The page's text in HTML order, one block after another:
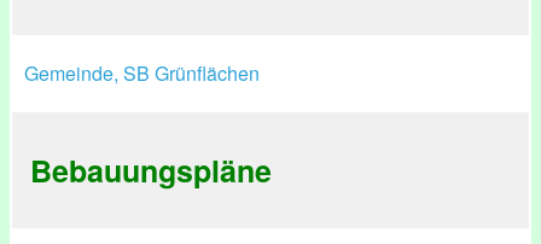
Gemeinde, SB Grünflächen
Bebauungspläne